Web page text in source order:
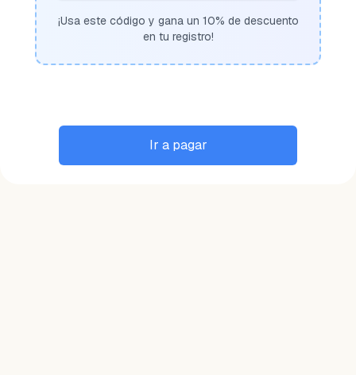
¡Usa este código y gana un 10% de descuento
en tu registro!
Ir a pagar